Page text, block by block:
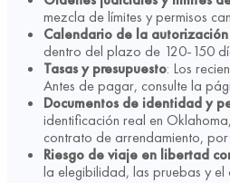
mezcla de límites y permisos
Calendario de la
dentro del plazo de 120-150
Tasas y presupuesto: Los
Antes de pagar, consulte la
Documentos de identidad y
identificación real en
contrato de arrendamiento,
Riesgo de viaje en libertad
la elegibilidad, las pruebas y